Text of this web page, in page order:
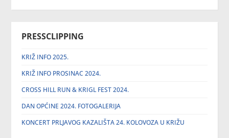
PRESSCLIPPING
KRIŽ INFO 2025.
KRIŽ INFO PROSINAC 2024.
CROSS HILL RUN & KRIGL FEST 2024.
DAN OPĆINE 2024. FOTOGALERIJA
KONCERT PRLJAVOG KAZALIŠTA 24. KOLOVOZA U KRIŽU